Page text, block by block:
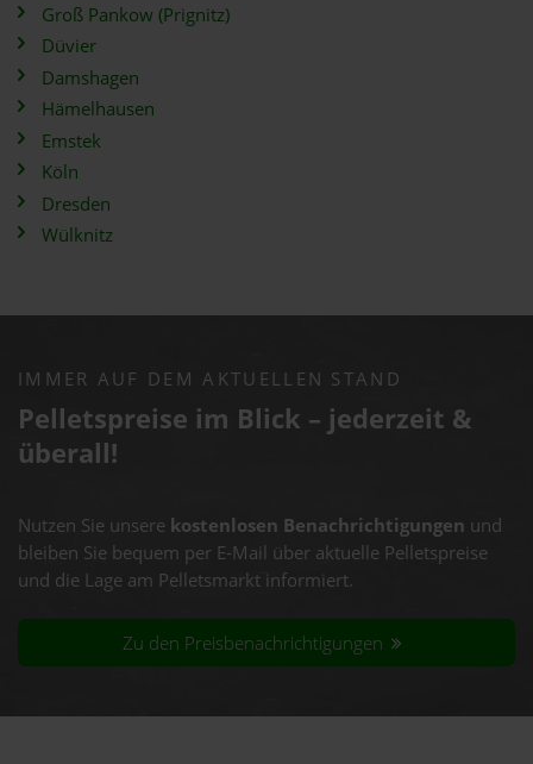
Groß Pankow (Prignitz)
Düvier
Damshagen
Hämelhausen
Emstek
Köln
Dresden
Wülknitz
IMMER AUF DEM AKTUELLEN STAND
Pelletspreise im Blick – jederzeit &
überall!
Nutzen Sie unsere kostenlosen Benachrichtigungen und
bleiben Sie bequem per E-Mail über aktuelle Pelletspreise
und die Lage am Pelletsmarkt informiert.
Zu den Preisbenachrichtigungen